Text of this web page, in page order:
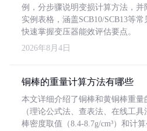
例，分步骤说明变损计算方法，
实例表格，涵盖SCB10/SCB13等
快速掌握变压器能效评估要点。
2026年8月4日
铜棒的重量计算方法有哪些
本文详细介绍了铜棒和黄铜棒重
（理论公式法、查表法、在线工
棒密度取值（8.4-8.7g/cm³）和计